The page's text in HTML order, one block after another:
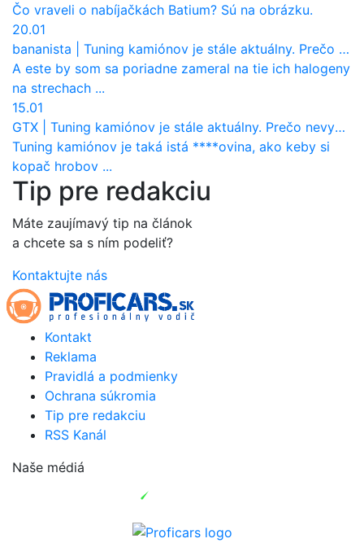
Čo vraveli o nabíjačkách Batium? Sú na obrázku.
20.01
bananista
Tuning kamiónov je stále aktuálny. Prečo nevyhynul ako pri osobákoch?
A este by som sa poriadne zameral na tie ich halogeny
na strechach ...
15.01
GTX
Tuning kamiónov je stále aktuálny. Prečo nevyhynul ako pri osobákoch?
Tuning kamiónov je taká istá ****ovina, ako keby si
kopač hrobov ...
Tip pre redakciu
Máte zaujímavý tip na článok
a chcete sa s ním podeliť?
Kontaktujte nás
Kontakt
Reklama
Pravidlá a podmienky
Ochrana súkromia
Tip pre redakciu
RSS Kanál
Naše médiá